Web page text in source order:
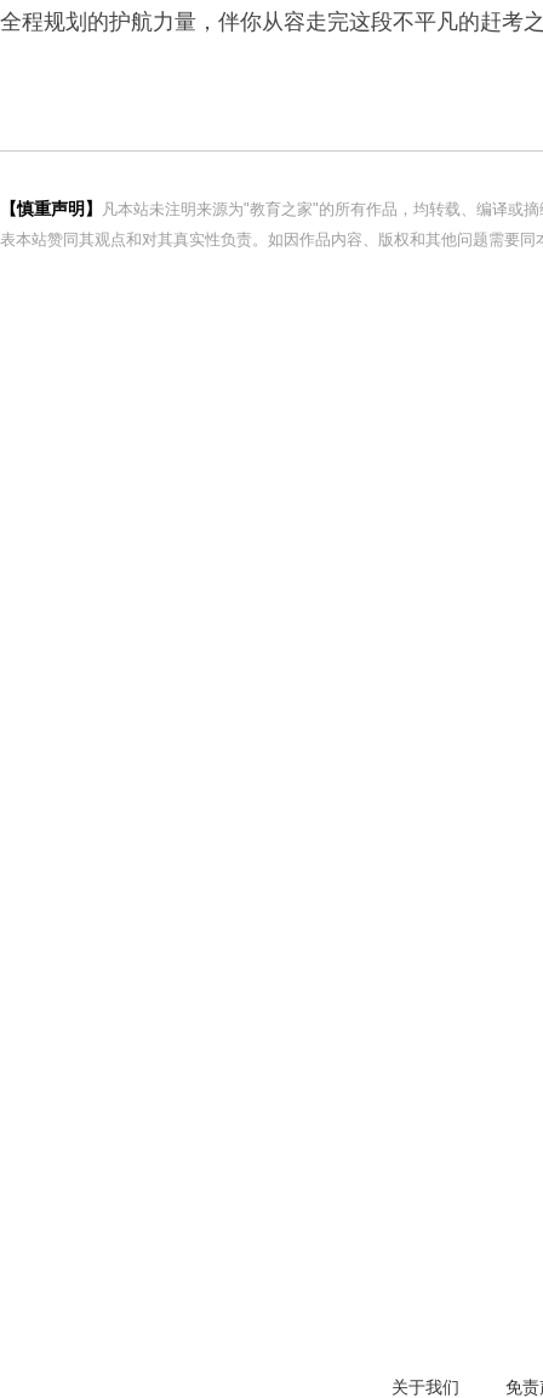
全程规划的护航力量，伴你从容走完这段不平凡的赶考
【慎重声明】
凡本站未注明来源为"教育之家"的所有作品，均转载、编译或
表本站赞同其观点和对其真实性负责。如因作品内容、版权和其他问题需要
关于我们 免责